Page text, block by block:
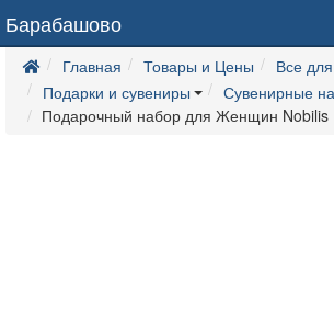
Барабашово
Главная Товары и Цены
Все
Подарки и сувениры
Сувенирные
Подарочный набор для Женщин Nobilis